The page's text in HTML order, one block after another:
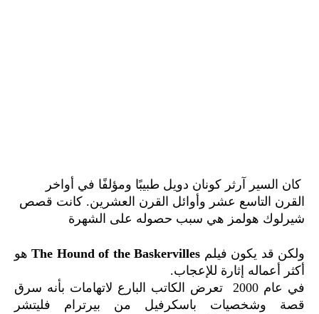
كان السير آرثر كونان دويل طبيبًا ومؤلفًا في أواخر
القرن التاسع عشر وأوائل القرن العشرين. كانت قصص
شيرلوك هولمز هي سبب حصوله على الشهرة
ولكن قد يكون فيلم The Hound of the Baskervillesهو
أكثر أعماله إثارة للإعجاب.
في عام 2000 تعرض الكاتب البارع لاتهامات بأنه سرق
قصة وشخصيات باسكرفيل من بيرترام فليتشر